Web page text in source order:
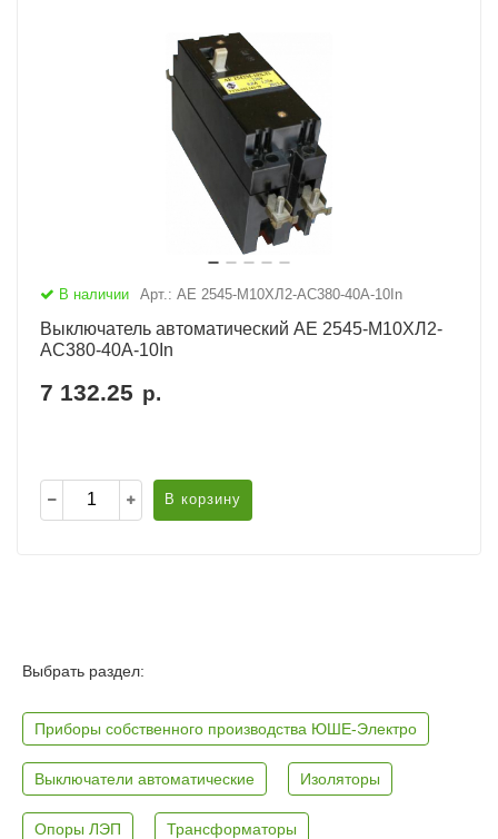
В наличии Арт.: АЕ 2545-М10ХЛ2-AC380-40А-10In
Выключатель автоматический АЕ 2545-М10ХЛ2-
AC380-40А-10In
7 132.25 р.
В корзину
Выбрать раздел:
Приборы собственного производства ЮШЕ-Электро
Выключатели автоматические Изоляторы
Опоры ЛЭП Трансформаторы